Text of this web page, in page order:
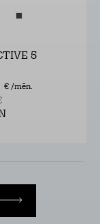
5
€ /mēn.